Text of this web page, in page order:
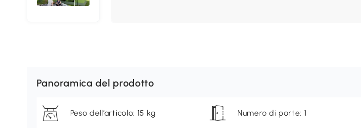
Panoramica del prodotto
Peso dell’articolo: 15 kg Numero di porte: 1